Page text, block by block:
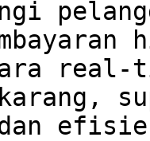
real-